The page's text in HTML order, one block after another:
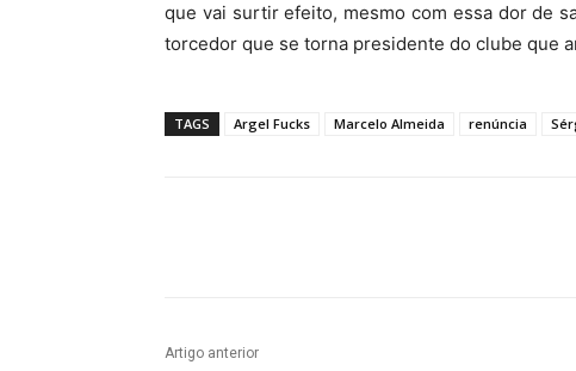
que vai surtir efeito, mesmo com essa dor de
torcedor que se torna presidente do clube que
TAGS Argel Fucks Marcelo Almeida renúncia
Artigo anterior